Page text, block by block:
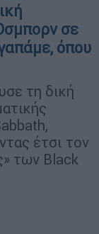
σε
όπου
τη δική
έτσι τον
των Black